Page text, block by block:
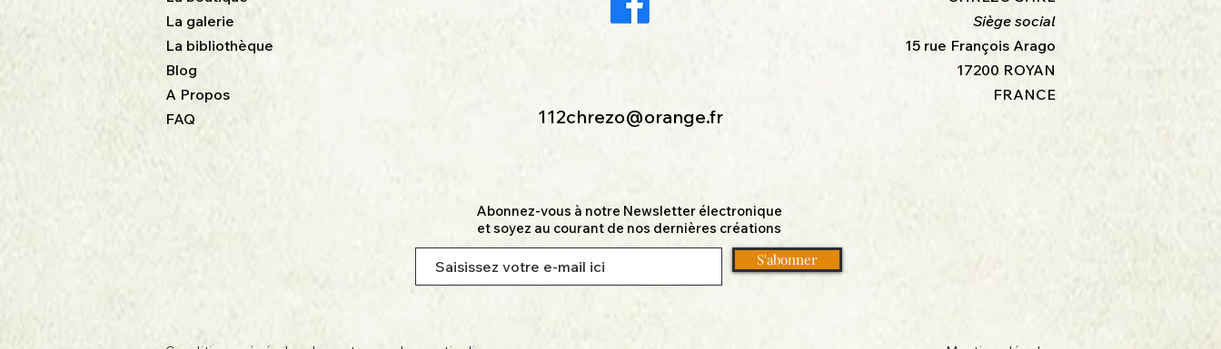
La galerie
La bibliothèque
Blog
A Propos
FAQ
112chrezo@orange.fr
Siège social
15 rue François Arago
17200 ROYAN
FRANCE
Abonnez-vous à notre Newsletter électronique
et soyez au courant de nos dernières créations
S'abonner